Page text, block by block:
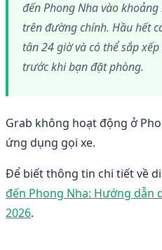
đến Phong Nha vào
trên đường chính. Hầu hết
tân 24 giờ và có thể sắp
trước khi bạn đặt phòng.
Grab không hoạt động ở
ứng dụng gọi xe.
Để biết thông tin chi tiết về
đến Phong Nha: Hướng dẫn
2026.